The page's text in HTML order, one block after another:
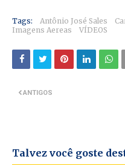
Tags: Antônio José Sales
Imagens Aereas
VÍDEOS
ANTIGOS
Talvez você goste